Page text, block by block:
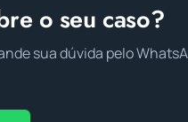
o seu caso?
sua dúvida pelo